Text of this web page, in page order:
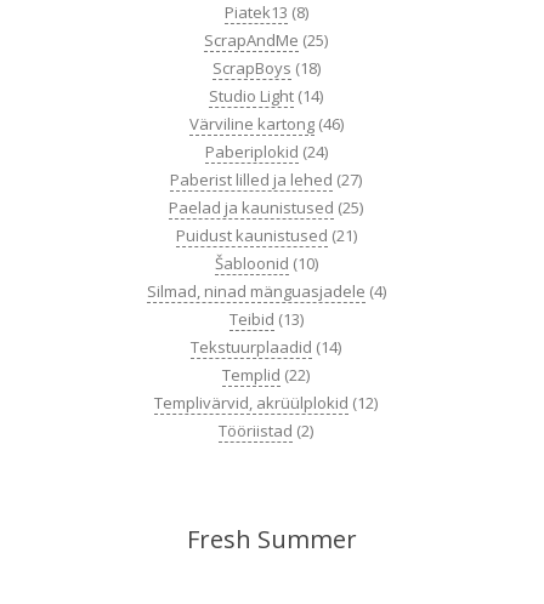
Piatek13 (8)
ScrapAndMe (25)
ScrapBoys (18)
Studio Light (14)
Värviline kartong (46)
Paberiplokid (24)
Paberist lilled ja lehed (27)
Paelad ja kaunistused (25)
Puidust kaunistused (21)
Šabloonid (10)
Silmad, ninad mänguasjadele (4)
Teibid (13)
Tekstuurplaadid (14)
Templid (22)
Templivärvid, akrüülplokid (12)
Tööriistad (2)
Fresh Summer